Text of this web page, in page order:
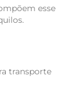
esse
transporte